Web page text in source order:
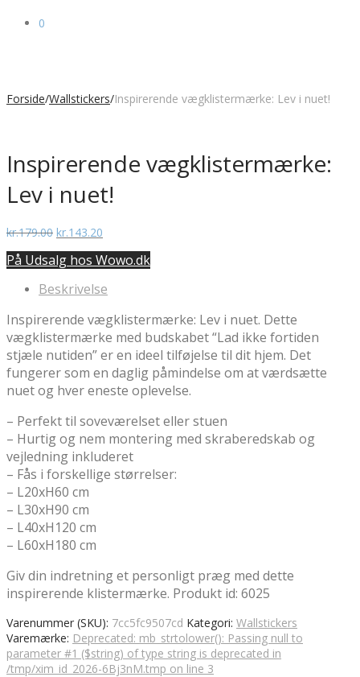
0
Forside/Wallstickers/Inspirerende vægklistermærke: Lev i nuet!
Inspirerende vægklistermærke:
Lev i nuet!
kr.179.00 Den
pris
kr.179.00.
kr.143.20
pris
kr.143.20.
På Udsalg hos Wowo.dk
Beskrivelse
Inspirerende vægklistermærke: Lev i nuet. Dette
vægklistermærke med budskabet “Lad ikke fortiden
stjæle nutiden” er en ideel tilføjelse til dit hjem. Det
fungerer som en daglig påmindelse om at værdsætte
nuet og hver eneste oplevelse.
– Perfekt til soveværelset eller stuen
– Hurtig og nem montering med skraberedskab og
vejledning inkluderet
– Fås i forskellige størrelser:
– L20xH60 cm
– L30xH90 cm
– L40xH120 cm
– L60xH180 cm
Giv din indretning et personligt præg med dette
inspirerende klistermærke. Produkt id: 6025
Varenummer (SKU): 7cc5fc9507cd Kategori: Wallstickers
Varemærke: Deprecated: mb_strtolower(): Passing null to
parameter #1 ($string) of type string is deprecated in
/tmp/xim_id_2026-6Bj3nM.tmp on line 3